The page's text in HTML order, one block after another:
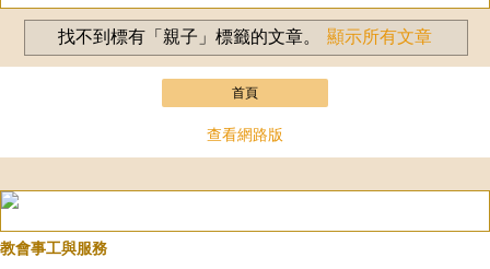
找不到標有「親子」 標籤的文章。 顯示所有文章
首頁
查看網路版
教會事工與服務